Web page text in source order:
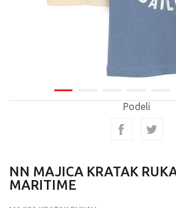
Podeli
NN MAJICA KRATAK
MARITIME